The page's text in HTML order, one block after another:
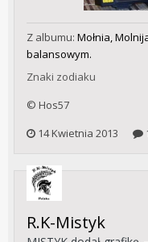
Z albumu: Mołnia,
balansowym.
Znaki zodiaku
© Hos57
14 Kwietnia 2013
R.K-Mistyk